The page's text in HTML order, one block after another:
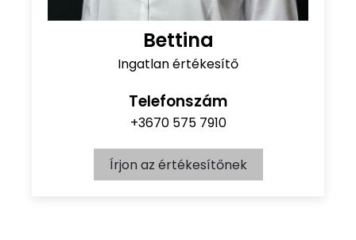
Bettina
Ingatlan értékesítő
Telefonszám
+3670 575 7910
Írjon az értékesítőnek